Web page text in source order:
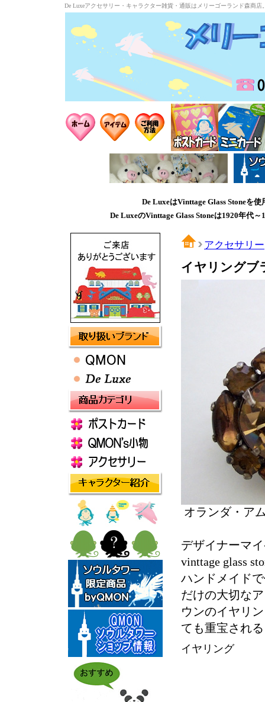
De Luxeアクセサリー・キャラクター雑貨・通販はメリーゴーランド森商店
De LuxeはVinttage Glass Stoneを
De LuxeのVinttage Glass Stoneは1920年代
アクセサリー
イヤリングブ
オランダ・ア
デザイナーマ
vinttage glass
ハンドメイド
だけの大切な
ウンのイヤリ
ても重宝され
イヤリング